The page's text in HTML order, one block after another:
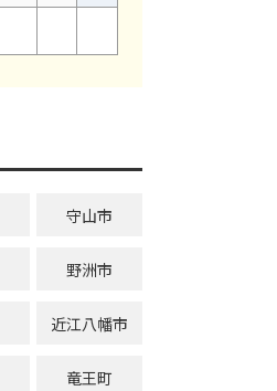
守山市
野洲市
近江八幡市
竜王町